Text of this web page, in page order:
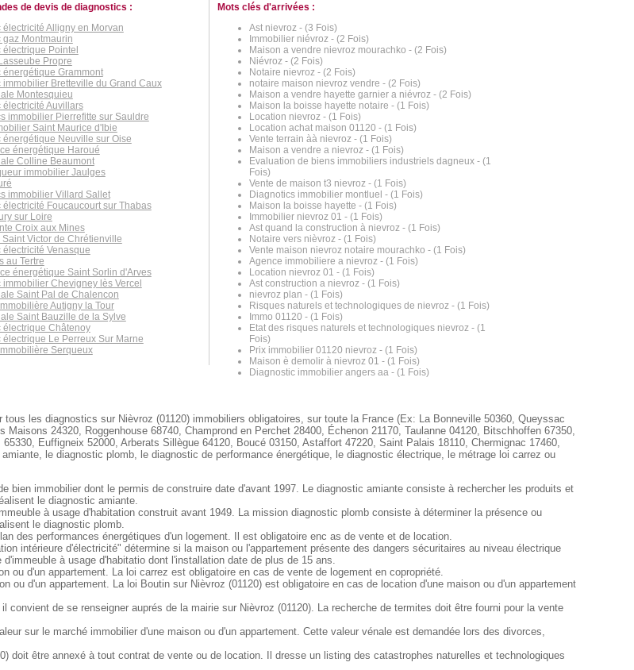
de devis de diagnostics :
électricité Alligny en Morvan
gaz Montmaurin
électrique Pointel
Propre
énergétique Grammont
immobilier Bretteville du Grand Caux
Montesquieu
électricité Auvillars
immobilier Pierrefitte sur Sauldre
Saint Maurice d'Ibie
énergétique Neuville sur Oise
énergétique Haroué
Colline Beaumont
immobilier Jaulges
immobilier Villard Sallet
électricité Foucaucourt sur Thabas
sur Loire
Croix aux Mines
Saint Victor de Chrétienville
électricité Venasque
au Tertre
énergétique Saint Sorlin d'Arves
immobilier Chevigney lès Vercel
Saint Pal de Chalencon
Autigny la Tour
Saint Bauzille de la Sylve
électrique Châtenoy
électrique Le Perreux Sur Marne
Serqueux
Mots clés d'arrivées :
Ast nievroz - (3 Fois)
Immobilier niévroz - (2 Fois)
Maison a vendre nievroz mourachko - (2 Fois)
Niévroz - (2 Fois)
Notaire nievroz - (2 Fois)
notaire maison nievroz vendre - (2 Fois)
Maison a vendre hayette garnier a niévroz - (2 Fois)
Maison la boisse hayette notaire - (1 Fois)
Location nievroz - (1 Fois)
Location achat maison 01120 - (1 Fois)
Vente terrain àà nievroz - (1 Fois)
Maison a vendre a nievroz - (1 Fois)
Evaluation de biens immobiliers industriels dagneux - (1
Fois)
Vente de maison t3 nievroz - (1 Fois)
Diagnotics immobilier montluel - (1 Fois)
Maison la boisse hayette - (1 Fois)
Immobilier nievroz 01 - (1 Fois)
Ast quand la construction à nievroz - (1 Fois)
Notaire vers nièvroz - (1 Fois)
Vente maison nievroz notaire mourachko - (1 Fois)
Agence immobiliere a nievroz - (1 Fois)
Location nievroz 01 - (1 Fois)
Ast construction a nievroz - (1 Fois)
nievroz plan - (1 Fois)
Risques naturels et technologiques de nievroz - (1 Fois)
Immo 01120 - (1 Fois)
Etat des risques naturels et technologiques nievroz - (1
Fois)
Prix immobilier 01120 nievroz - (1 Fois)
Maison è demolir à nievroz 01 - (1 Fois)
Diagnostic immobilier angers aa - (1 Fois)
les diagnostics sur Nièvroz (01120) immobiliers obligatoires, sur toute la France (Ex: La Bonneville 50360, Queyssac
24320, Roggenhouse 68740, Champrond en Perchet 28400, Échenon 21170, Taulanne 04120, Bitschhoffen 67350,
Euffigneix 52000, Arberats Sillègue 64120, Boucé 03150, Astaffort 47220, Saint Palais 18110, Chermignac 17460,
le diagnostic plomb, le diagnostic de performance énergétique, le diagnostic électrique, le métrage loi carrez ou
bien immobilier dont le permis de construire date d'avant 1997. Le diagnostic amiante consiste à rechercher les produits et
le diagnostic amiante.
à usage d'habitation construit avant 1949. La mission diagnostic plomb consiste à déterminer la présence ou
le diagnostic plomb.
des performances énergétiques d'un logement. Il est obligatoire enc as de vente et de location.
intérieure d'électricité" détermine si la maison ou l'appartement présente des dangers sécuritaires au niveau électrique
à usage d'habitatio dont l'installation date de plus de 15 ans.
ou d'un appartement. La loi carrez est obligatoire en cas de vente de logement en copropriété.
ou d'un appartement. La loi Boutin sur Nièvroz (01120) est obligatoire en cas de location d'une maison ou d'un appartement
convient de se renseigner auprés de la mairie sur Nièvroz (01120). La recherche de termites doit être fourni pour la vente
sur le marché immobilier d'une maison ou d'un appartement. Cette valeur vénale est demandée lors des divorces,
doit être annexé à tout contrat de vente ou de location. Il dresse un listing des catastrophes naturelles et technologiques